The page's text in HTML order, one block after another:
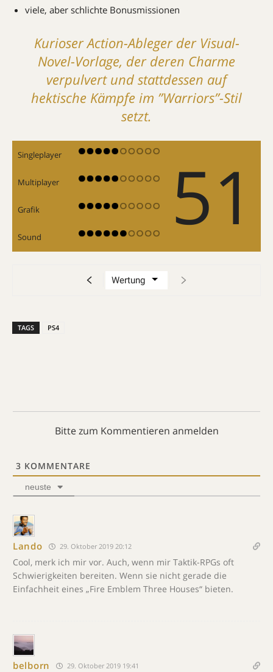
viele, aber schlichte Bonusmissionen
Kurioser Action-Ableger der Visual-
Novel-Vorlage, der deren Charme
verpulvert und stattdessen auf
hektische Kämpfe im ”Warriors”-Stil
setzt.
Singleplayer 51
Multiplayer
Grafik
Sound
TAGS PS4
Bitte zum Kommentieren anmelden
3 KOMMENTARE
neuste
Lando 29. Oktober 2019 20:12
Cool, merk ich mir vor. Auch, wenn mir Taktik-RPGs oft
Schwierigkeiten bereiten. Wenn sie nicht gerade die
Einfachheit eines „Fire Emblem Three Houses“ bieten.
belborn 29. Oktober 2019 19:41